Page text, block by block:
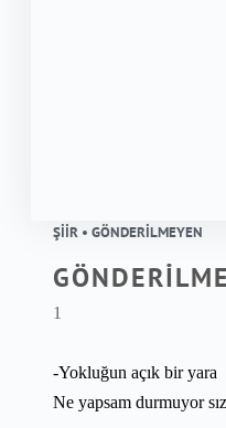
ŞIIR • GÖNDERİLMEYEN
1
-Yokluğun açık bir yara
Ne yapsam durmuyor